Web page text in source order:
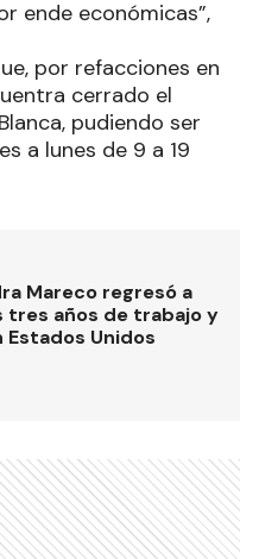
ende económicas”,
por refacciones en
cerrado el
pudiendo ser
a lunes de 9 a 19
Mareco regresó a
tres años de trabajo y
Unidos